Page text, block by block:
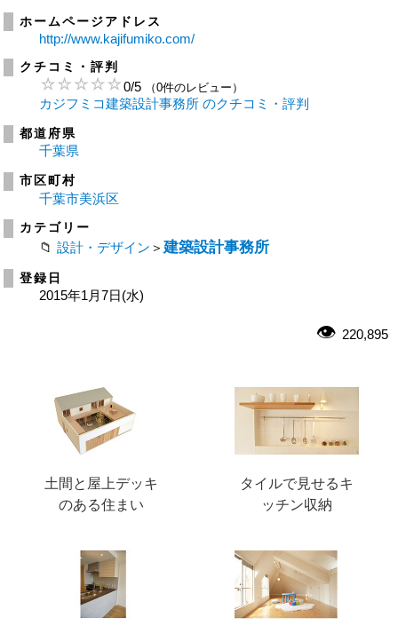
ホームページアドレス
http://www.kajifumiko.com/
クチコミ・評判
0/5 （0件のレビュー）
カジフミコ建築設計事務所 のクチコミ・評判
都道府県
千葉県
市区町村
千葉市美浜区
カテゴリー
設計・デザイン ＞ 建築設計事務所
登録日
2015年1月7日(水)
220,895
土間と屋上デッキ
のある住まい
タイルで見せるキ
ッチン収納